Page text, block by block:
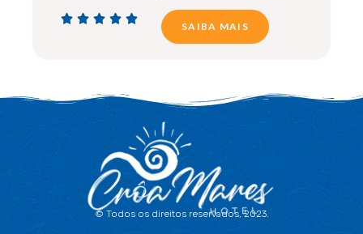
    
SAIBA MAIS
© Todos os direitos reservados, 2023.